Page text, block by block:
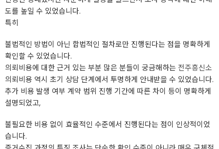
도를 높일 수 있었습니다.
특히
불법적인 방법이 아닌 합법적인 절차로만 진행된다는 점을 명확하게
확인할 수 있었습니다.
의뢰비용에 대한 근거 있는 부분 많은 분들이 궁금해하는 전주흥신소
의뢰비용 역시 초기 상담 단계에서 투명하게 안내받을 수 있었습니다.
추가 비용 발생 여부 계약 범위 진행 기간에 따른 차이 등이 명확하게
설명되었고,
불필요한 비용 없이 효율적인 수준에서 진행된다는 점이 인상적이었
습니다.